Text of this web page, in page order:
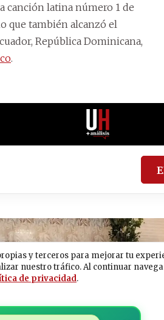
canción latina número 1 de
que también alcanzó el
República Dominicana,
.